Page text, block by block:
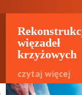
więzadeł
krzyżowych
czytaj więcej